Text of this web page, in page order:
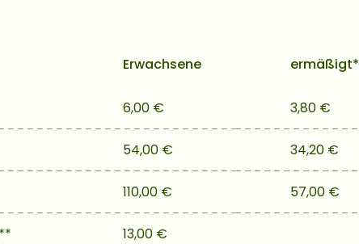
Erwachsene ermäßigt*
6,00 € 3,80 €
54,00 € 34,20 €
110,00 € 57,00 €
13,00 €